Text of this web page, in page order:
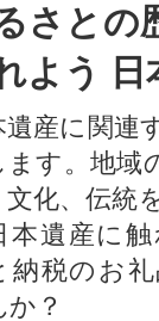
さとの
よう 日
遺産に関連
ます。地域
文化、伝統
本遺産に
納税のお
？​​​